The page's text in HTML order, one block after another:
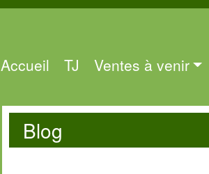
Accueil TJ Ventes à venir
Blog